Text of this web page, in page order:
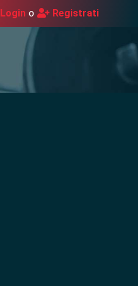
Login o Registrati